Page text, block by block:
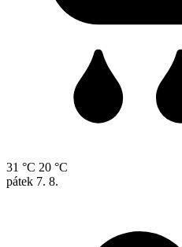
31 °C 20 °C
pátek 7. 8.